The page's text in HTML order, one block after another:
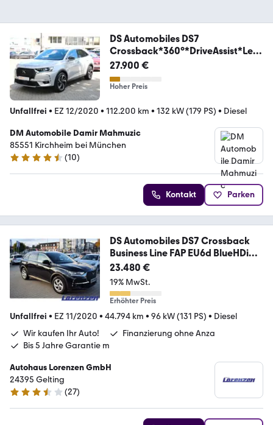
DS Automobiles DS7
Crossback*360°*DriveAssist*Leat
her*
27.900 €
Hoher Preis
Unfallfrei • EZ 12/2020 • 112.200 km • 132 kW (179 PS) • Diesel
DM Automobile Damir Mahmuzic
85551 Kirchheim bei München
4.7 Sterne
(10)
Kontakt Parken
DS Automobiles DS7 Crossback
Business Line FAP EU6d BlueHDi
130
23.480 €
19% MwSt.
Erhöhter Preis
Unfallfrei • EZ 11/2020 • 44.794 km • 96 kW (131 PS) • Diesel
Wir kaufen Ihr Auto!
Finanzierung ohne Anza
Bis 5 Jahre Garantie m
Autohaus Lorenzen GmbH
24395 Gelting
3.7 Sterne
(27)